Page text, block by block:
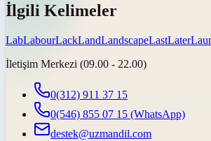
İlgili Kelimeler
LabLabourLackLandLandscapeLastLater
İletişim Merkezi (09.00 - 22.00)
0(312) 911 37 15
0(546) 855 07 15 (WhatsApp)
destek@uzmandil.com